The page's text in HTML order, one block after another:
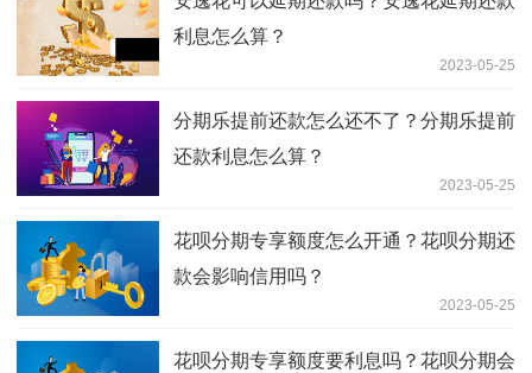
利息怎么算？
2023-05-25
分期乐提前还款怎么还不了？分期乐提前
还款利息怎么算？
2023-05-25
花呗分期专享额度怎么开通？花呗分期还
款会影响信用吗？
2023-05-25
花呗分期专享额度要利息吗？花呗分期会